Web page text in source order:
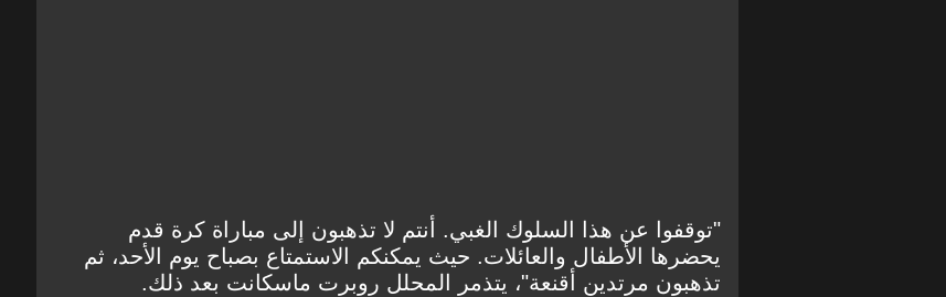
"توقفوا عن هذا السلوك الغبي. أنتم لا تذهبون إلى مباراة كرة قدم
يحضرها الأطفال والعائلات. حيث يمكنكم الاستمتاع بصباح يوم الأحد، ثم
تذهبون مرتدين أقنعة"، يتذمر المحلل روبرت ماسكانت بعد ذلك.